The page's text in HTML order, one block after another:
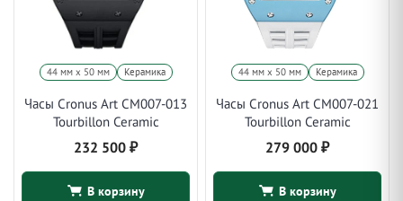
44 мм x 50 мм Керамика
Часы Cronus Art CM007-013
Tourbillon Ceramic
232 500 ₽
В корзину
44 мм x 50 мм Керамика
Часы Cronus Art CM007-021
Tourbillon Ceramic
279 000 ₽
В корзину